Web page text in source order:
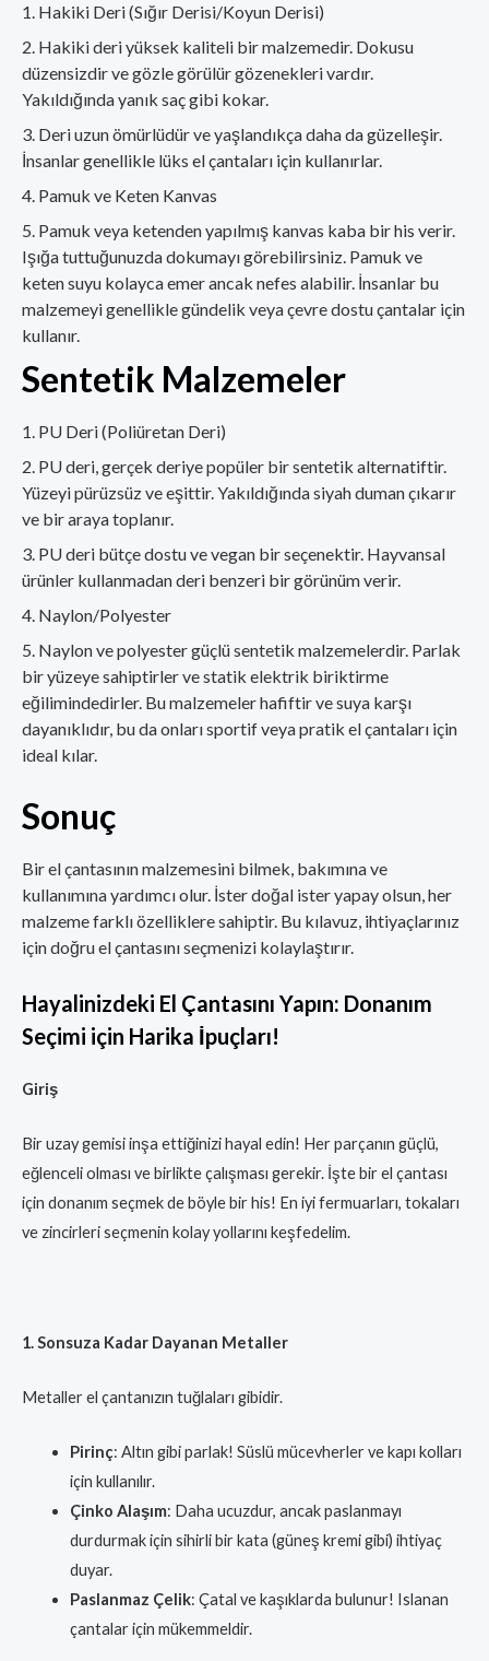
Hakiki Deri (Sığır Derisi/Koyun Derisi)
Hakiki deri yüksek kaliteli bir malzemedir. Dokusu
düzensizdir ve gözle görülür gözenekleri vardır.
Yakıldığında yanık saç gibi kokar.
Deri uzun ömürlüdür ve yaşlandıkça daha da güzelleşir.
İnsanlar genellikle lüks el çantaları için kullanırlar.
Pamuk ve Keten Kanvas
Pamuk veya ketenden yapılmış kanvas kaba bir his verir.
Işığa tuttuğunuzda dokumayı görebilirsiniz. Pamuk ve
keten suyu kolayca emer ancak nefes alabilir. İnsanlar bu
malzemeyi genellikle gündelik veya çevre dostu çantalar için
kullanır.
Sentetik Malzemeler
PU Deri (Poliüretan Deri)
PU deri, gerçek deriye popüler bir sentetik alternatiftir.
Yüzeyi pürüzsüz ve eşittir. Yakıldığında siyah duman çıkarır
ve bir araya toplanır.
PU deri bütçe dostu ve vegan bir seçenektir. Hayvansal
ürünler kullanmadan deri benzeri bir görünüm verir.
Naylon/Polyester
Naylon ve polyester güçlü sentetik malzemelerdir. Parlak
bir yüzeye sahiptirler ve statik elektrik biriktirme
eğilimindedirler. Bu malzemeler hafiftir ve suya karşı
dayanıklıdır, bu da onları sportif veya pratik el çantaları için
ideal kılar.
Sonuç
Bir el çantasının malzemesini bilmek, bakımına ve
kullanımına yardımcı olur. İster doğal ister yapay olsun, her
malzeme farklı özelliklere sahiptir. Bu kılavuz, ihtiyaçlarınız
için doğru el çantasını seçmenizi kolaylaştırır.
Hayalinizdeki El Çantasını Yapın: Donanım
Seçimi için Harika İpuçları!
Giriş
Bir uzay gemisi inşa ettiğinizi hayal edin! Her parçanın güçlü,
eğlenceli olması ve birlikte çalışması gerekir. İşte bir el çantası
için donanım seçmek de böyle bir his! En iyi fermuarları, tokaları
ve zincirleri seçmenin kolay yollarını keşfedelim.
1. Sonsuza Kadar Dayanan Metaller
Metaller el çantanızın tuğlaları gibidir.
Pirinç: Altın gibi parlak! Süslü mücevherler ve kapı kolları
için kullanılır.
Çinko Alaşım: Daha ucuzdur, ancak paslanmayı
durdurmak için sihirli bir kata (güneş kremi gibi) ihtiyaç
duyar.
Paslanmaz Çelik: Çatal ve kaşıklarda bulunur! Islanan
çantalar için mükemmeldir.